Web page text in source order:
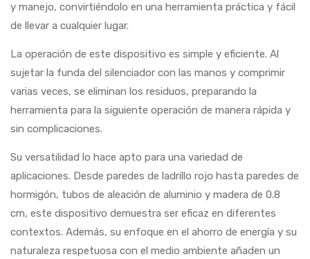
y manejo, convirtiéndolo en una herramienta práctica y fácil
de llevar a cualquier lugar.
La operación de este dispositivo es simple y eficiente. Al
sujetar la funda del silenciador con las manos y comprimir
varias veces, se eliminan los residuos, preparando la
herramienta para la siguiente operación de manera rápida y
sin complicaciones.
Su versatilidad lo hace apto para una variedad de
aplicaciones. Desde paredes de ladrillo rojo hasta paredes de
hormigón, tubos de aleación de aluminio y madera de 0.8
cm, este dispositivo demuestra ser eficaz en diferentes
contextos. Además, su enfoque en el ahorro de energía y su
naturaleza respetuosa con el medio ambiente añaden un